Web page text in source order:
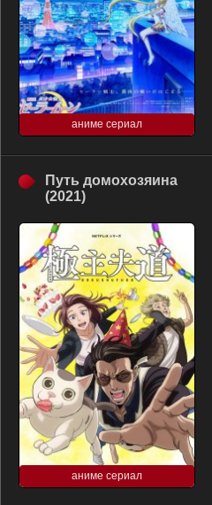
аниме сериал
Путь домохозяина
(2021)
аниме сериал